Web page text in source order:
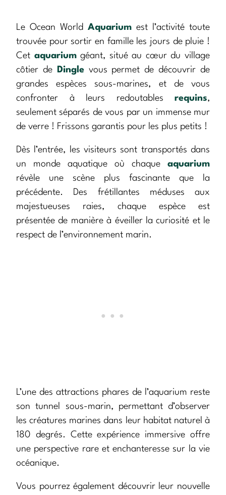
Le Ocean World Aquarium est l’activité toute
trouvée pour sortir en famille les jours de pluie !
Cet aquariumgéant, situé au cœur du village
côtier de
Dinglevous permet de découvrir de
grandes espèces sous-marines, et de vous
confronter à leurs redoutables requins,
seulement séparés de vous par un immense mur
de verre ! Frissons garantis pour les plus petits !
Dès l’entrée, les visiteurs sont transportés dans
un monde aquatique où chaque aquarium
révèle une scène plus fascinante que la
précédente. Des frétillantes méduses aux
majestueuses raies, chaque espèce est
présentée de manière à éveiller la curiosité et le
respect de l’environnement marin.
L’une des attractions phares de l’aquarium reste
son tunnel sous-marin, permettant d’observer
les créatures marines dans leur habitat naturel à
180 degrés. Cette expérience immersive offre
une perspective rare et enchanteresse sur la vie
océanique.
Vous pourrez également découvrir leur nouvelle